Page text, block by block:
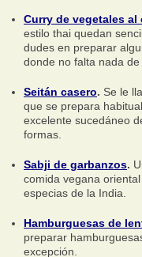
Curry de vegetales al
estilo thai quedan
dudes en preparar
donde no falta nada
Seitán casero. Se le
que se prepara
excelente sucedáneo
formas.
Sabji de garbanzos.
comida vegana
especias de la India.
Hamburguesas de
preparar
excepción.